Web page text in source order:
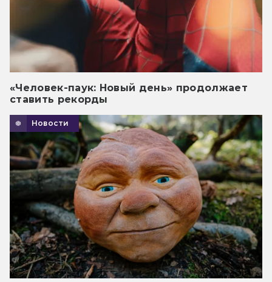
«Человек-паук: Новый день» продолжает
ставить рекорды
Новости